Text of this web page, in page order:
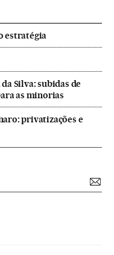
estratégia
Silva: subidas de
as minorias
privatizações e